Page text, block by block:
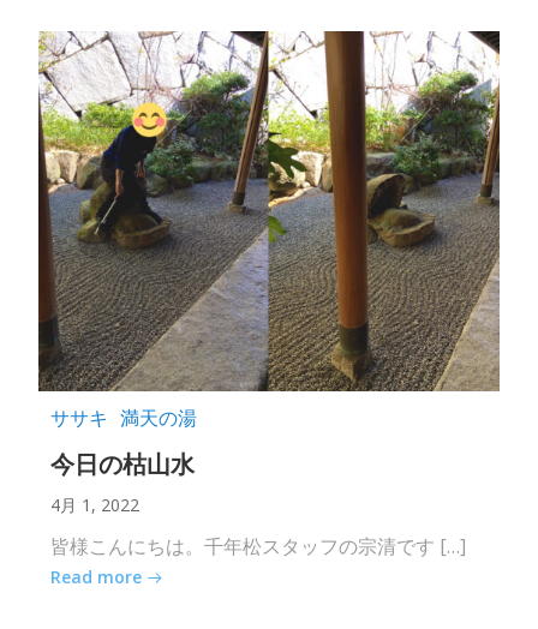
ササキ 満天の湯
今日の枯山水
4月 1, 2022
皆様こんにちは。千年松スタッフの宗清です […]
Read more